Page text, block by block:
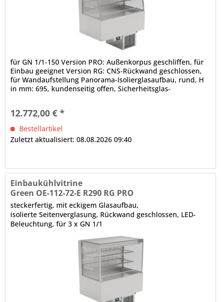
für GN 1/1-150 Version PRO: Außenkorpus geschliffen, für
Einbau geeignet Version RG: CNS-Rückwand geschlossen,
für Wandaufstellung Panorama-Isolierglasaufbau, rund, H
in mm: 695, kundenseitig offen, Sicherheitsglas-
12.772,00 € *
Bestellartikel
Zuletzt aktualisiert: 08.08.2026 09:40
Einbaukühlvitrine
Green OE-112-72-E R290 RG PRO
steckerfertig, mit eckigem Glasaufbau,
isolierte Seitenverglasung, Rückwand geschlossen, LED-
Beleuchtung, für 3 x GN 1/1